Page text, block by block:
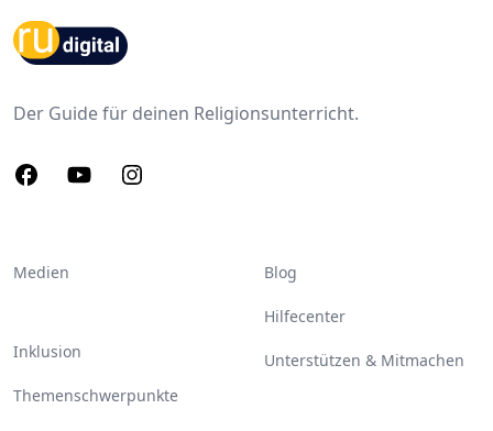
Footer
Der Guide für deinen Religionsunterricht.
FacebookYoutubeInstagram
Medien
Inklusion
Themenschwerpunkte
Blog
Hilfecenter
Unterstützen & Mitmachen